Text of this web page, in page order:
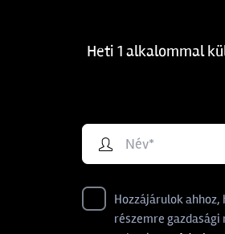
Heti 1 alkalommal
Hozzájárulok
részemre